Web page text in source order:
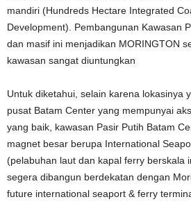
mandiri (Hundreds Hectare Integrated
Development). Pembangunan Kawasan
dan masif ini menjadikan MORINGTON
kawasan sangat diuntungkan
Untuk diketahui, selain karena lokasinya
pusat Batam Center yang mempunyai
yang baik, kawasan Pasir Putih Batam
magnet besar berupa International
(pelabuhan laut dan kapal ferry berskala
segera dibangun berdekatan dengan
future international seaport & ferry